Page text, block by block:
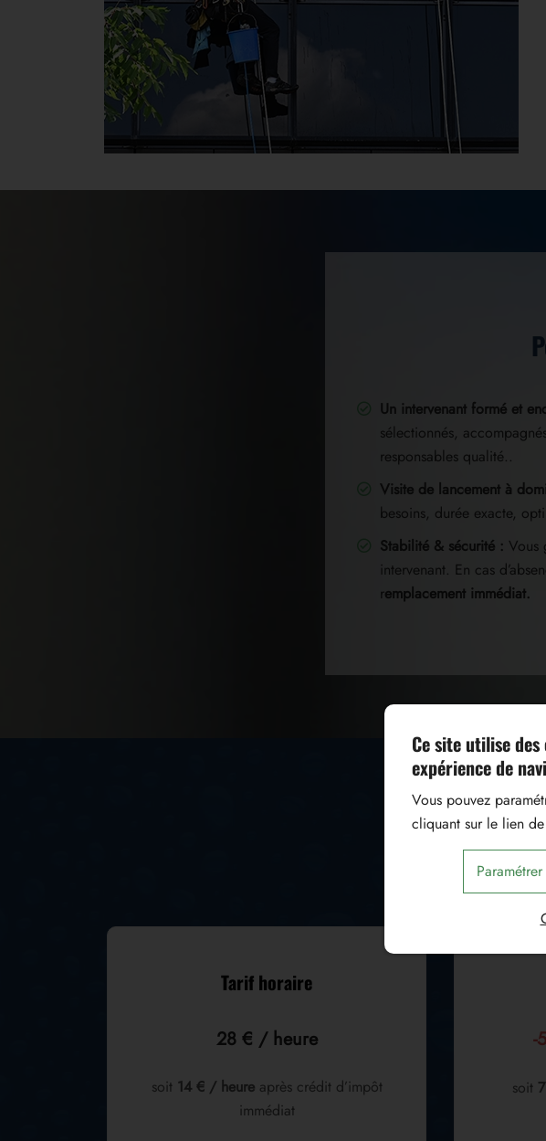
Un intervenant formé et
sélectionnés,
responsables qualité..
Visite de lancement à
besoins, durée exacte,
Stabilité & sécurité : Vous
intervenant. En cas
remplacement immédiat.
Tarifs
Tarif horaire
28 € / heure
soit 14 € / heureaprès crédit d’impôt
immédiat
-
soit
Ce site utilise
expérience de
Vous pouvez
cliquant sur le lien